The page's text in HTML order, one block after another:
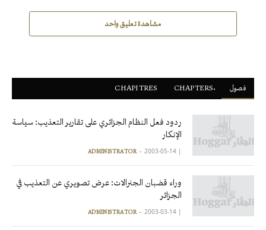
مشاهدة تعليق واحد
فصول CHAPITRES
ردود فعل النظام الجزائري على تقارير التعذيب: سياسة
الإنكار
|
ADMINISTRATOR 2003-05-14
وراء قضبان الجنرالات: عرض تصويري عن التعذيب في
الجزائر
|
ADMINISTRATOR 2003-03-14